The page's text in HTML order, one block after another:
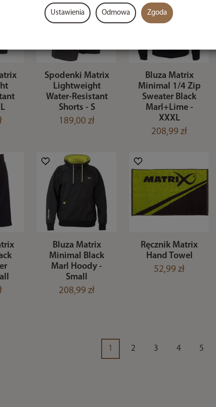
Spodenki Matrix
Lightweight
Water-Resistant
Shorts - S
189,00 zł
Bluza Matrix
Minimal 1/4 Zip
Sweater Black
Marl+Lime -
XXXL
208,99 zł
Bluza Matrix
Minimal Black
Marl Hoody -
Small
208,99 zł
Ręcznik Matrix
Hand Towel
52,99 zł
1 2 3 4 5
Ustawienia Odmowa Zgoda